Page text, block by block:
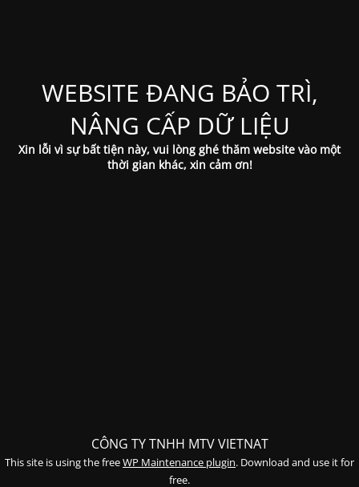
WEBSITE ĐANG BẢO TRÌ,
NÂNG CẤP DỮ LIỆU
Xin lỗi vì sự bất tiện này, vui lòng ghé thăm website vào một
thời gian khác, xin cảm ơn!
CÔNG TY TNHH MTV VIETNAT
This site is using the freeWP Maintenance plugin. Download and use it for
free.